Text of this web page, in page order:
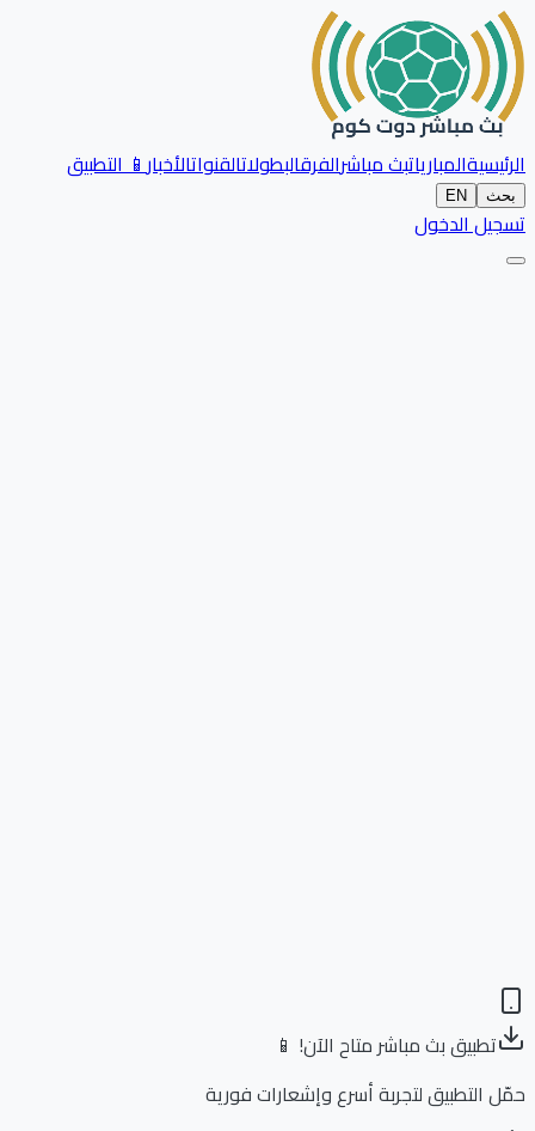
الرئيسيةالمبارياتبث مباشرالفرقالبطولاتالقنواتالأخبار📱 التطبيق
بحث EN
تسجيل الدخول
تطبيق بث مباشر متاح الآن! 📱
حمّل التطبيق لتجربة أسرع وإشعارات فورية